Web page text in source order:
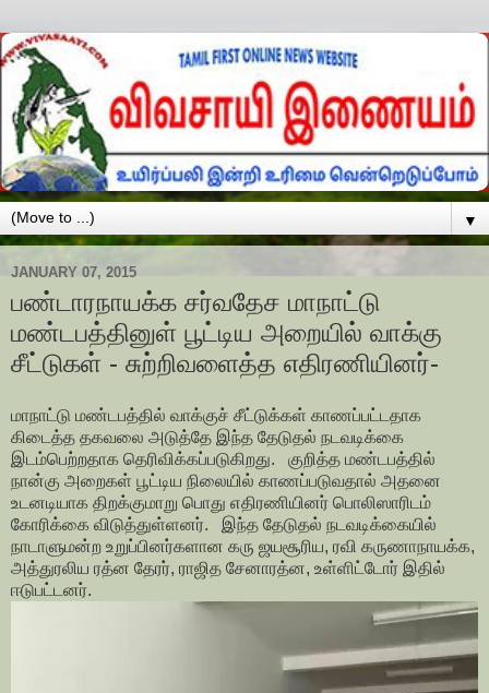
▼
JANUARY 07, 2015
பண்டாரநாயக்க சர்வதேச மாநாட்டு
மண்டபத்தினுள் பூட்டிய அறையில் வாக்கு
சீட்டுகள் - சுற்றிவளைத்த எதிரணியினர்-
மாநாட்டு மண்டபத்தில் வாக்குச் சீட்டுக்கள் காணப்பட்டதாக
கிடைத்த தகவலை அடுத்தே இந்த தேடுதல் நடவடிக்கை
இடம்பெற்றதாக தெரிவிக்கப்படுகிறது. குறித்த மண்டபத்தில்
நான்கு அறைகள் பூட்டிய நிலையில் காணப்படுவதால் அதனை
உடனடியாக திறக்குமாறு பொது எதிரணியினர் பொலிஸாரிடம்
கோரிக்கை விடுத்துள்ளனர். இந்த தேடுதல் நடவடிக்கையில்
நாடாளுமன்ற உறுப்பினர்களான கரு ஜயசூரிய, ரவி கருணாநாயக்க,
அத்துரலிய ரத்ன தேரர், ராஜித சேனாரத்ன, உள்ளிட்டோர் இதில்
ஈடுபட்டனர்.